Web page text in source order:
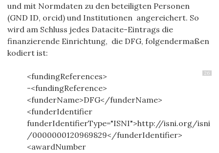
und mit Normdaten zu den beteiligten Personen
(GND ID, orcid) und Institutionen angereichert. So
wird am Schluss jedes Datacite-Eintrags die
finanzierende Einrichtung, die DFG, folgendermaßen
kodiert ist:
26
<fundingReferences>
-<fundingReference>
<funderName>DFG</funderName>
<funderIdentifier
funderIdentifierType="ISNI">http://isni.org/isni
/0000000120969829</funderIdentifier>
<awardNumber